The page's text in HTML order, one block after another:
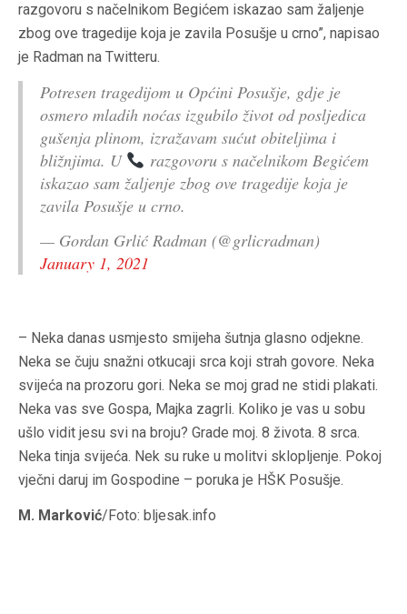
razgovoru s načelnikom Begićem iskazao sam žaljenje
zbog ove tragedije koja je zavila Posušje u crno”, napisao
je Radman na Twitteru.
Potresen tragedijom u Općini Posušje, gdje je
osmero mladih noćas izgubilo život od posljedica
gušenja plinom, izražavam sućut obiteljima i
bližnjima. U
razgovoru s načelnikom Begićem
iskazao sam žaljenje zbog ove tragedije koja je
zavila Posušje u crno.
— Gordan Grlić Radman (@grlicradman)
January 1, 2021
– Neka danas usmjesto smijeha šutnja glasno odjekne.
Neka se čuju snažni otkucaji srca koji strah govore. Neka
svijeća na prozoru gori. Neka se moj grad ne stidi plakati.
Neka vas sve Gospa, Majka zagrli. Koliko je vas u sobu
ušlo vidit jesu svi na broju? Grade moj. 8 života. 8 srca.
Neka tinja svijeća. Nek su ruke u molitvi sklopljenje. Pokoj
vječni daruj im Gospodine – poruka je HŠK Posušje.
M. Marković/Foto: bljesak.info